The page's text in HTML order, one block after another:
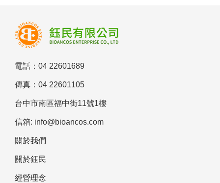
電話：04 22601689
傳真：04 22601105
台中市南區福中街11號1樓
信箱: info@bioancos.com
關於我們
關於鈺民
經營理念